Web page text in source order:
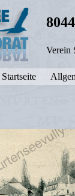
Verein
Startseite